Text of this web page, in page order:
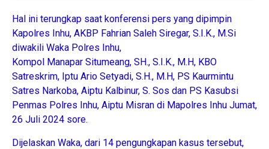
Hal ini terungkap saat konferensi pers yang dipimpin
Kapolres Inhu, AKBP Fahrian Saleh Siregar, S.I.K., M.Si
diwakili Waka Polres Inhu,
Kompol Manapar Situmeang, SH., S.I.K., M.H, KBO
Satreskrim, Iptu Ario Setyadi, S.H., M.H, PS Kaurmintu
Satres Narkoba, Aiptu Kalbinur, S. Sos dan PS Kasubsi
Penmas Polres Inhu, Aiptu Misran di Mapolres Inhu Jumat,
26 Juli 2024 sore.
Dijelaskan Waka, dari 14 pengungkapan kasus tersebut,